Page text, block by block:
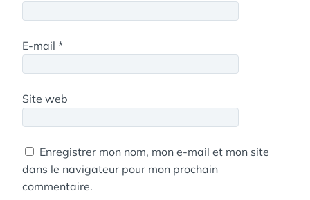
E-mail *
Site web
Enregistrer mon nom, mon e-mail et mon site
dans le navigateur pour mon prochain
commentaire.